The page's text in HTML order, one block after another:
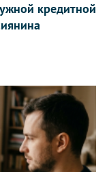
кредитной